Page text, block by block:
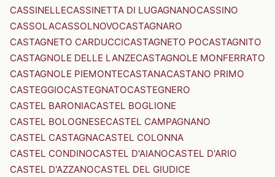
CASSINELLECASSINETTA DI LUGAGNANOCASSINO
CASSOLACASSOLNOVOCASTAGNARO
CASTAGNETO CARDUCCICASTAGNETO POCASTAGNITO
CASTAGNOLE DELLE LANZECASTAGNOLE MONFERRATO
CASTAGNOLE PIEMONTECASTANACASTANO PRIMO
CASTEGGIOCASTEGNATOCASTEGNERO
CASTEL BARONIACASTEL BOGLIONE
CASTEL BOLOGNESECASTEL CAMPAGNANO
CASTEL CASTAGNACASTEL COLONNA
CASTEL CONDINOCASTEL D'AIANOCASTEL D'ARIO
CASTEL D'AZZANOCASTEL DEL GIUDICE